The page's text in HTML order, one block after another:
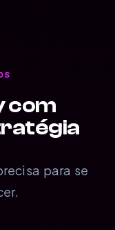
com
para se